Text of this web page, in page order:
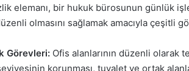
elemanı, bir hukuk bürosunun günlük
olmasını sağlamak amacıyla çeşitli
Görevleri: Ofis alanlarının düzenli olarak
korunması, tuvalet ve ortak